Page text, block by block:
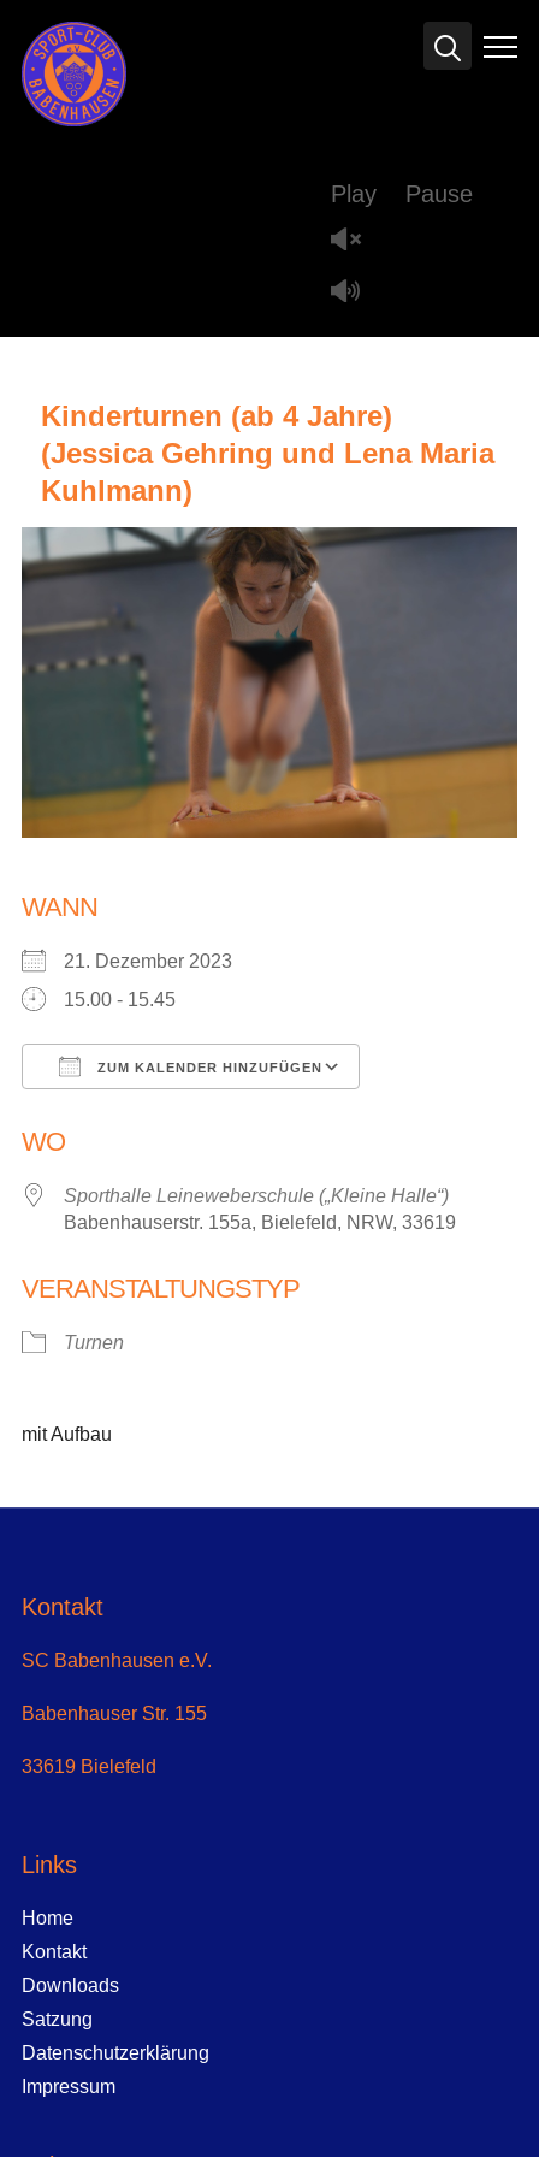
Info
Play Pause
Kinderturnen (ab 4 Jahre)
(Jessica Gehring und Lena Maria
Kuhlmann)
WANN
21. Dezember 2023
15.00 - 15.45
ZUM KALENDER HINZUFÜGEN
WO
Sporthalle Leineweberschule („Kleine Halle“)
Babenhauserstr. 155a, Bielefeld, NRW, 33619
VERANSTALTUNGSTYP
Turnen
mit Aufbau
Kontakt
SC Babenhausen e.V.
Babenhauser Str. 155
33619 Bielefeld
Links
Home
Kontakt
Downloads
Satzung
Datenschutzerklärung
Impressum